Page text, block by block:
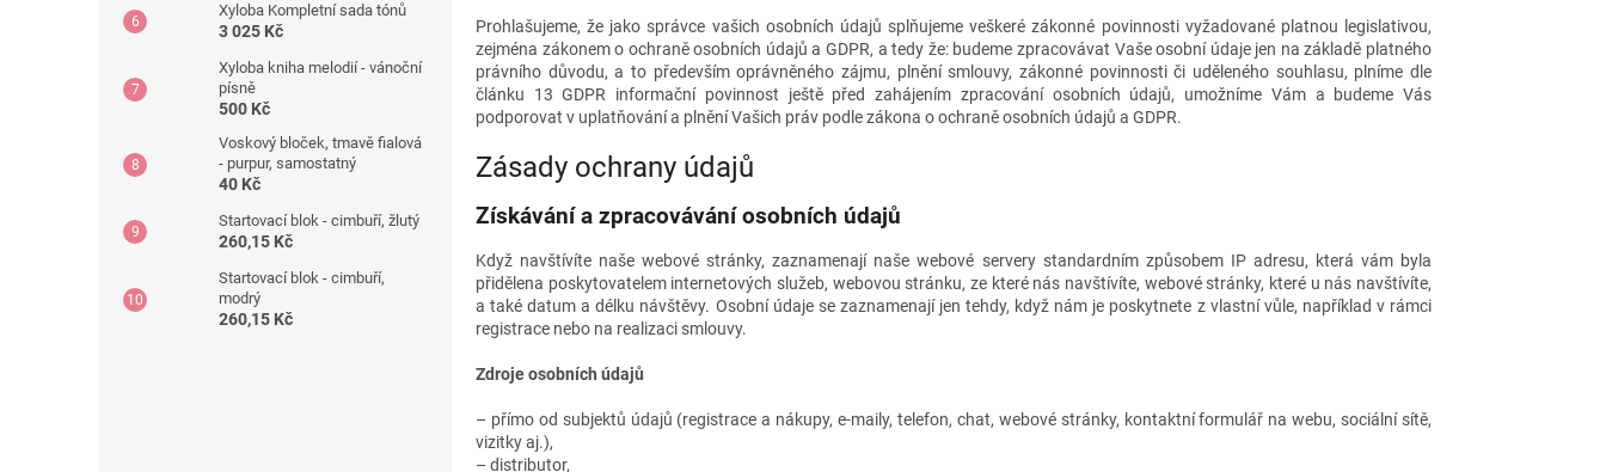
Xyloba Kompletní sada tónů
3 025 Kč
Xyloba kniha melodií - vánoční
písně
500 Kč
Voskový bloček, tmavě fialová
- purpur, samostatný
40 Kč
Startovací blok - cimbuří, žlutý
260,15 Kč
Startovací blok - cimbuří,
modrý
260,15 Kč
Prohlašujeme, že jako správce vašich osobních údajů splňujeme veškeré zákonné povinnosti vyžadované platnou legislativou,
zejména zákonem o ochraně osobních údajů a GDPR, a tedy že: budeme zpracovávat Vaše osobní údaje jen na základě platného
právního důvodu, a to především oprávněného zájmu, plnění smlouvy, zákonné povinnosti či uděleného souhlasu, plníme dle
článku 13 GDPR informační povinnost ještě před zahájením zpracování osobních údajů, umožníme Vám a budeme Vás
podporovat v uplatňování a plnění Vašich práv podle zákona o ochraně osobních údajů a GDPR.
Zásady ochrany údajů
Získávání a zpracovávání osobních údajů
Když navštívíte naše webové stránky, zaznamenají naše webové servery standardním způsobem IP adresu, která vám byla
přidělena poskytovatelem internetových služeb, webovou stránku, ze které nás navštívíte, webové stránky, které u nás navštívíte,
a také datum a délku návštěvy. Osobní údaje se zaznamenají jen tehdy, když nám je poskytnete z vlastní vůle, například v rámci
registrace nebo na realizaci smlouvy.
Zdroje osobních údajů
– přímo od subjektů údajů (registrace a nákupy, e-maily, telefon, chat, webové stránky, kontaktní formulář na webu, sociální sítě,
vizitky aj.),
– distributor,